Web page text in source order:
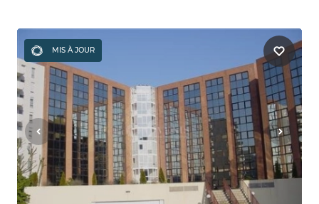
MIS À JOUR